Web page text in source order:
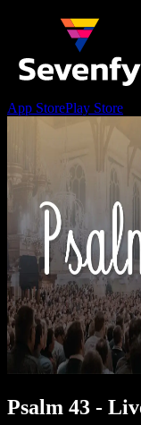
App StorePlay Store
Psalm 43 -